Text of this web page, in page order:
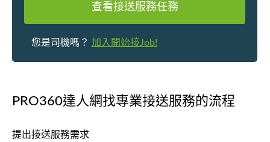
查看接送服務任務
您是司機嗎？ 加入開始接Job!
PRO360達人網找專業接送服務的流程
提出接送服務需求